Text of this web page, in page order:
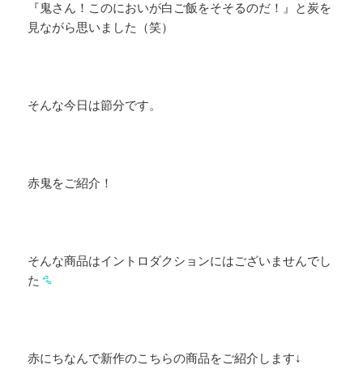
『鬼さん！このにおいが白ご飯をそそるのだ！』と炭を
見ながら思いました（笑）
そんな今日は節分です。
赤鬼をご紹介！
そんな商品はイントロダクションにはございませんでし
た
赤にちなんで新作のこちらの商品をご紹介します↓